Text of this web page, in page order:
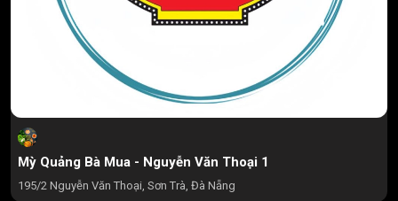
Mỳ Quảng Bà Mua - Nguyễn Văn Thoại 1
195/2 Nguyễn Văn Thoại, Sơn Trà, Đà Nẵng